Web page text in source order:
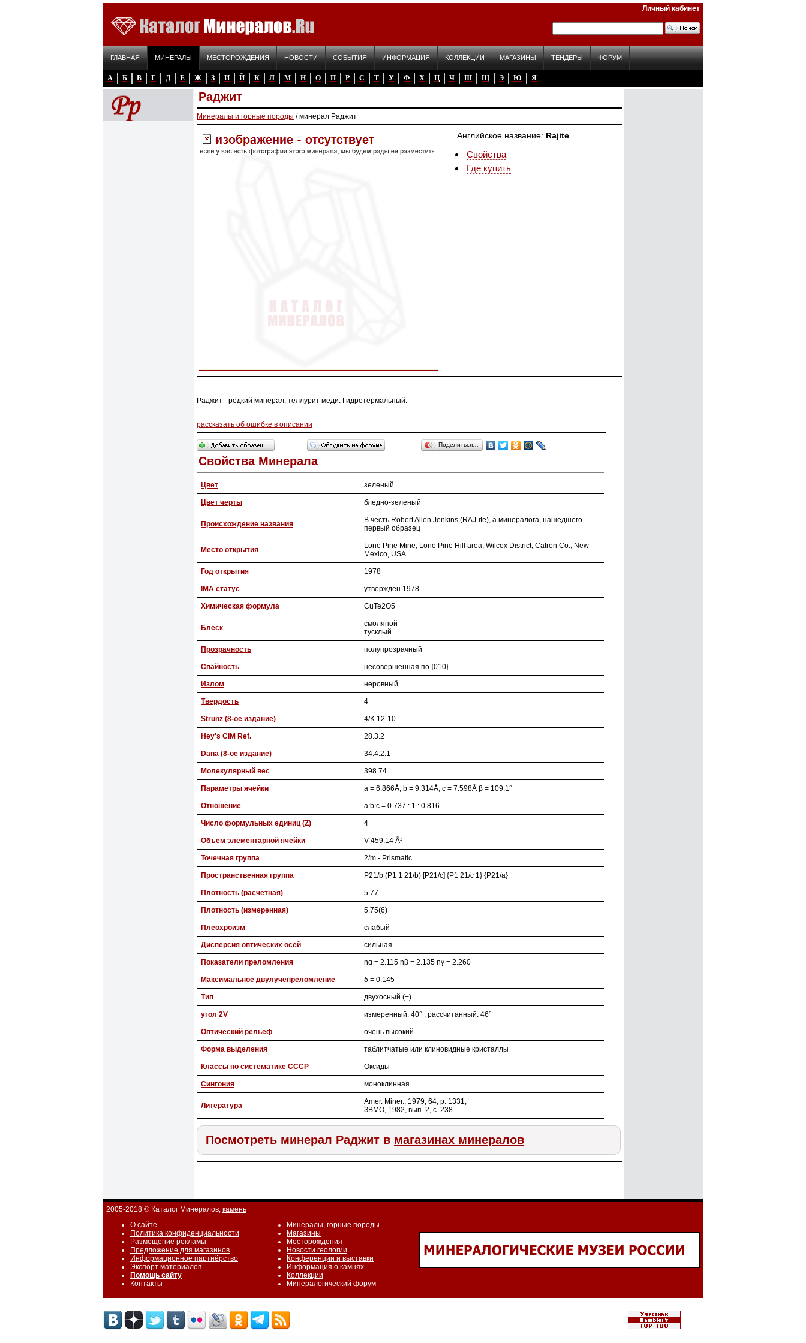
Личный кабинет
ГЛАВНАЯ МИНЕРАЛЫ МЕСТОРОЖДЕНИЯ НОВОСТИ СОБЫТИЯ ИНФОРМАЦИЯ КОЛЛЕКЦИИ МАГАЗИНЫ ТЕНДЕРЫ ФОРУМ
А Б В Г Д Е Ж З И Й К Л М Н О П Р С Т У Ф Х Ц Ч Ш Щ Э Ю Я
Раджит
Минералы и горные породы / минерал Раджит
Английское название Rajite
Свойства
Где купить
Раджит - редкий минерал, теллурит меди. Гидротермальный.
рассказать об ошибке в описании
Поделиться…
Свойства Минерала
Цвет зеленый
Цвет черты бледно-зеленый
Происхождение названия
В честь Robert Allen Jenkins (RAJ-ite), a минералога, нашедшего
первый образец
Место открытия
Lone Pine Mine, Lone Pine Hill area, Wilcox District, Catron Co., New
Mexico, USA
Год открытия 1978
IMA статус утверждён 1978
Химическая формула CuTe2O5
Блеск
смоляной
тусклый
Прозрачность полупрозрачный
Спайность несовершенная по {010}
Излом неровный
Твердость 4
Strunz (8-ое издание) 4/K.12-10
Hey's CIM Ref. 28.3.2
Dana (8-ое издание) 34.4.2.1
Молекулярный вес 398.74
Параметры ячейки a = 6.866Å, b = 9.314Å, c = 7.598Å β = 109.1°
Отношение a:b:c = 0.737 : 1 : 0.816
Число формульных единиц (Z) 4
Объем элементарной ячейки V 459.14 Å³
Точечная группа 2/m - Prismatic
Пространственная группа P21/b (P1 1 21/b) [P21/c] {P1 21/c 1} {P21/a}
Плотность (расчетная) 5.77
Плотность (измеренная) 5.75(6)
Плеохроизм слабый
Дисперсия оптических осей сильная
Показатели преломления nα = 2.115 nβ = 2.135 nγ = 2.260
Максимальное двулучепреломление δ = 0.145
Тип двухосный (+)
угол 2V измеренный: 40° , рассчитанный: 46°
Оптический рельеф очень высокий
Форма выделения таблитчатые или клиновидные кристаллы
Классы по систематике СССР Оксиды
Сингония моноклинная
Литература
Amer. Miner., 1979, 64, p. 1331;
ЗВМО, 1982, вып. 2, с. 238.
Посмотреть минерал Раджит в магазинах минералов
2005-2018 © Каталог Минералов, камень
О сайте
Политика конфиденциальности
Размещение рекламы
Предложение для магазинов
Информационное партнёрство
Экспорт материалов
Помощь сайту
Контакты
Минералы, горные породы
Магазины
Месторождения
Новости геологии
Конференции и выставки
Информация о камнях
Коллекции
Минералогический форум